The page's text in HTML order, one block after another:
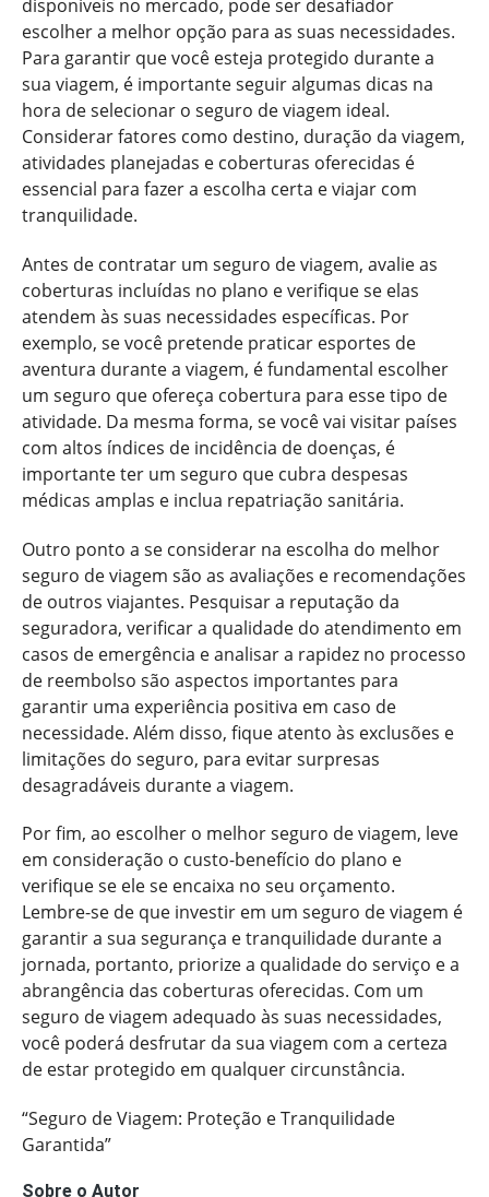
disponíveis no mercado, pode ser desafiador
escolher a melhor opção para as suas necessidades.
Para garantir que você esteja protegido durante a
sua viagem, é importante seguir algumas dicas na
hora de selecionar o seguro de viagem ideal.
Considerar fatores como destino, duração da viagem,
atividades planejadas e coberturas oferecidas é
essencial para fazer a escolha certa e viajar com
tranquilidade.
Antes de contratar um seguro de viagem, avalie as
coberturas incluídas no plano e verifique se elas
atendem às suas necessidades específicas. Por
exemplo, se você pretende praticar esportes de
aventura durante a viagem, é fundamental escolher
um seguro que ofereça cobertura para esse tipo de
atividade. Da mesma forma, se você vai visitar países
com altos índices de incidência de doenças, é
importante ter um seguro que cubra despesas
médicas amplas e inclua repatriação sanitária.
Outro ponto a se considerar na escolha do melhor
seguro de viagem são as avaliações e recomendações
de outros viajantes. Pesquisar a reputação da
seguradora, verificar a qualidade do atendimento em
casos de emergência e analisar a rapidez no processo
de reembolso são aspectos importantes para
garantir uma experiência positiva em caso de
necessidade. Além disso, fique atento às exclusões e
limitações do seguro, para evitar surpresas
desagradáveis durante a viagem.
Por fim, ao escolher o melhor seguro de viagem, leve
em consideração o custo-benefício do plano e
verifique se ele se encaixa no seu orçamento.
Lembre-se de que investir em um seguro de viagem é
garantir a sua segurança e tranquilidade durante a
jornada, portanto, priorize a qualidade do serviço e a
abrangência das coberturas oferecidas. Com um
seguro de viagem adequado às suas necessidades,
você poderá desfrutar da sua viagem com a certeza
de estar protegido em qualquer circunstância.
“Seguro de Viagem: Proteção e Tranquilidade
Garantida”
Sobre o Autor